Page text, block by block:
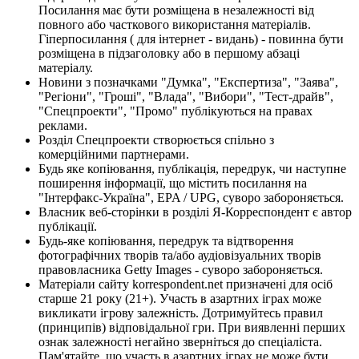
Посилання має бути розміщена в незалежності від
повного або часткового використання матеріалів.
Гіперпосилання ( для інтернет - видань) - повинна бути
розміщена в підзаголовку або в першому абзаці
матеріалу.
Новини з позначками "Думка", "Експертиза", "Заява",
"Регіони", "Гроші", "Влада", "Вибори", "Тест-драйв",
"Спецпроекти", "Промо" публікуються на правах
реклами.
Розділ Спецпроекти створюється спільно з
комерційними партнерами.
Будь яке копіювання, публікація, передрук, чи наступне
поширення інформації, що містить посилання на
"Інтерфакс-Україна", EPA / UPG, суворо забороняється.
Власник веб-сторінки в розділі Я-Корреспондент є автор
публікації.
Будь-яке копіювання, передрук та відтворення
фотографічних творів та/або аудіовізуальних творів
правовласника Getty Images - суворо забороняється.
Матеріали сайту korrespondent.net призначені для осіб
старше 21 року (21+). Участь в азартних іграх може
викликати ігрову залежність. Дотримуйтесь правил
(принципів) відповідальної гри. При виявленні перших
ознак залежності негайно зверніться до спеціаліста.
Пам'ятайте, що участь в азартних іграх не може бути